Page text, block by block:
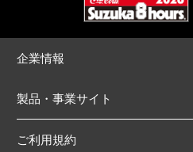
企業情報
製品・事業サイト
ご利用規約